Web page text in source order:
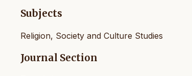
Subjects
Religion, Society and Culture Studies
Journal Section